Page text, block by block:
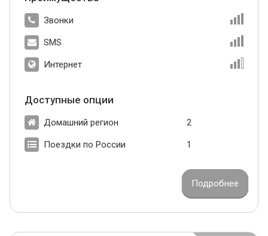
Звонки
SMS
Интернет
Доступные опции
Домашний регион 2
Поездки по России 1
Подробнее